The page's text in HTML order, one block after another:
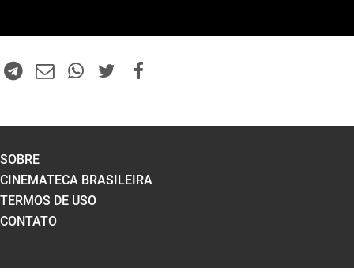
SOBRE
CINEMATECA BRASILEIRA
TERMOS DE USO
CONTATO